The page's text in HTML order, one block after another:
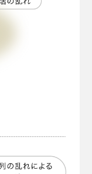
ある
特別なトマ
ます